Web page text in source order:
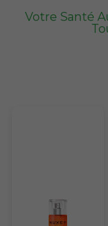
Votre Santé